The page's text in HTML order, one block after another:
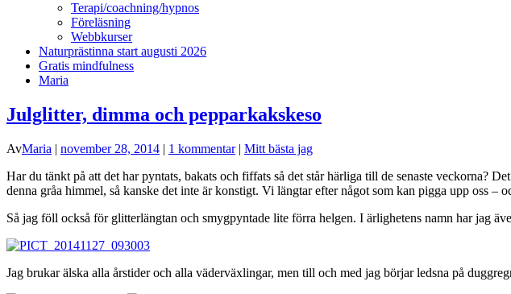
Terapi/coachning/hypnos
Föreläsning
Webbkurser
Naturprästinna start augusti 2026
Gratis mindfulness
Maria
Julglitter, dimma och pepparkakskeso
AvMaria | november 28, 2014 | 1 kommentar| Mitt bästa jag
Har du tänkt på att det har pyntats, bakats och fiffats så det står härliga till de senaste veckorna?
denna gråa himmel, så kanske det inte är konstigt. Vi längtar efter något som kan pigga upp oss –
Så jag föll också för glitterlängtan och smygpyntade lite förra helgen. I ärlighetens namn har jag
Jag brukar älska alla årstider och alla väderväxlingar, men till och med jag börjar ledsna på